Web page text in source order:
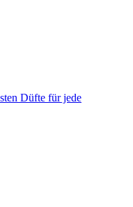
Düfte für jede